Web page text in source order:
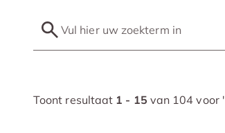
Toont resultaat 1 - 15 van 104 voor '